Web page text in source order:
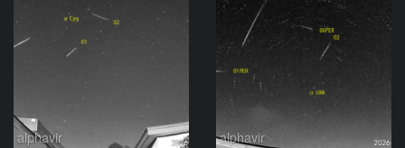
alphavir alphavir